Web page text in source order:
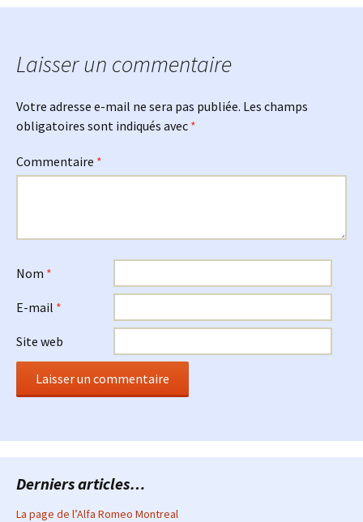
des
articles
Laisser un commentaire
Votre adresse e-mail ne sera pas publiée. Les champs
obligatoires sont indiqués avec *
Commentaire *
Nom *
E-mail *
Site web
Derniers articles…
La page de l’Alfa Romeo Montreal